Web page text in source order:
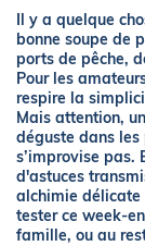
Il y a quelque
bonne soupe de
ports de pêche,
Pour les
respire la
Mais attention,
déguste dans les
s’improvise pas.
d'astuces
alchimie délicate
tester ce week-
famille, ou au